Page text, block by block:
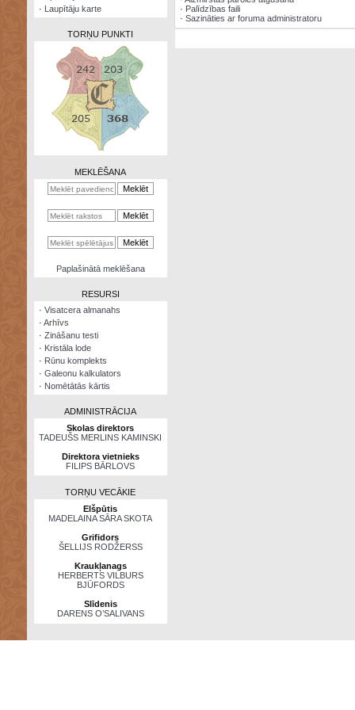
kalkulators
· Laupītāju karte
TORŅU PUNKTI
MEKLĒŠANA
Paplašinātā meklēšana
RESURSI
· Visatcera almanahs
· Arhīvs
· Zināšanu testi
· Kristāla lode
· Rūnu komplekts
· Galeonu kalkulators
· Nomētātās kārtis
ADMINISTRĀCIJA
Skolas direktors
TADEUŠS MERLINS KAMINSKI
Direktora vietnieks
FILIPS BĀRLOVS
TORŅU VECĀKIE
Elšpūtis
MADELAINA SĀRA SKOTA
Grifidors
ŠELLIJS RODŽERSS
Kraukļanags
HERBERTS VILBURS
BJŪFORDS
Slīdenis
DARENS O’SALIVANS
· Palīdzības faili
· Sazināties ar foruma administratoru